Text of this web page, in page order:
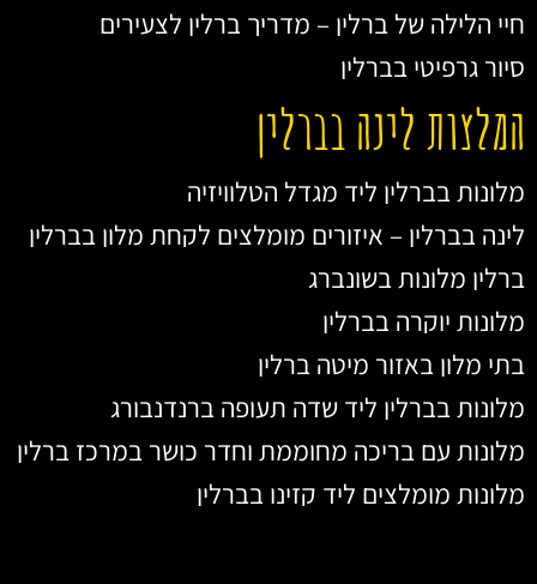
חיי הלילה של ברלין – מדריך ברלין לצעירים
סיור גרפיטי בברלין
המלצות לינה בברלין
מלונות בברלין ליד מגדל הטלוויזיה
לינה בברלין – איזורים מומלצים לקחת מלון בברלין
ברלין מלונות בשונברג
מלונות יוקרה בברלין
בתי מלון באזור מיטה ברלין
מלונות בברלין ליד שדה תעופה ברנדנבורג
מלונות עם בריכה מחוממת וחדר כושר במרכז ברלין
מלונות מומלצים ליד קזינו בברלין